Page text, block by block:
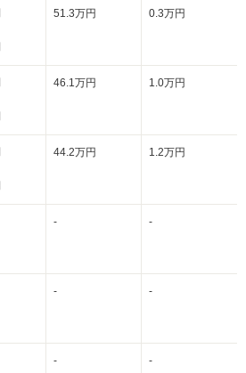
51.3万円 0.3万円
46.1万円 1.0万円
44.2万円 1.2万円
- -
- -
- -